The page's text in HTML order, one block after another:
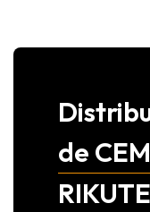
de